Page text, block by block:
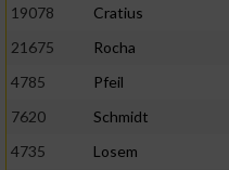
19078
Cratius
21675
Rocha
4785
Pfeil
7620
Schmidt
4735
Losem